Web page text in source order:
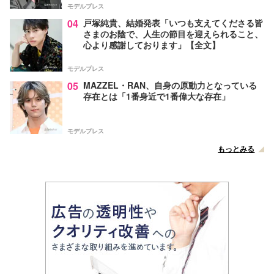
モデルプレス
04 戸塚純貴、結婚発表「いつも支えてくださる皆
さまのお陰で、人生の節目を迎えられること、
心より感謝しております」【全文】
モデルプレス
05 MAZZEL・RAN、自身の原動力となっている
存在とは「1番身近で1番偉大な存在」
モデルプレス
もっとみる